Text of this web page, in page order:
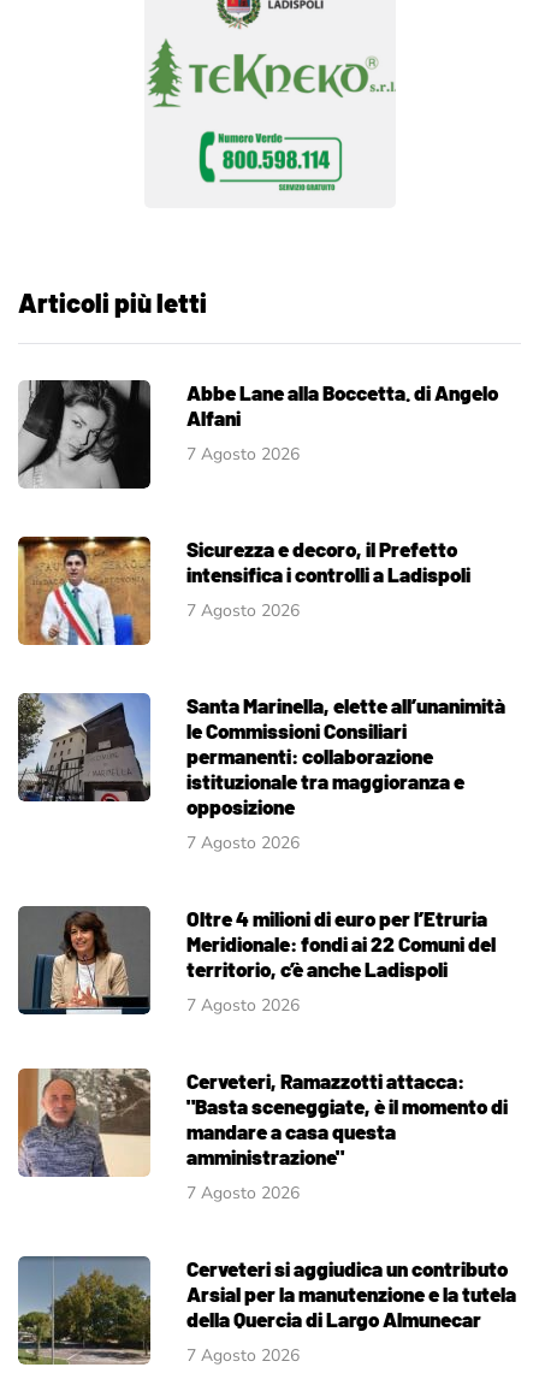
Articoli più letti
Abbe Lane alla Boccetta. di Angelo
Alfani
7 Agosto 2026
Sicurezza e decoro, il Prefetto
intensifica i controlli a Ladispoli
7 Agosto 2026
Santa Marinella, elette all’unanimità
le Commissioni Consiliari
permanenti: collaborazione
istituzionale tra maggioranza e
opposizione
7 Agosto 2026
Oltre 4 milioni di euro per l’Etruria
Meridionale: fondi ai 22 Comuni del
territorio, c’è anche Ladispoli
7 Agosto 2026
Cerveteri, Ramazzotti attacca:
"Basta sceneggiate, è il momento di
mandare a casa questa
amministrazione"
7 Agosto 2026
Cerveteri si aggiudica un contributo
Arsial per la manutenzione e la tutela
della Quercia di Largo Almunecar
7 Agosto 2026